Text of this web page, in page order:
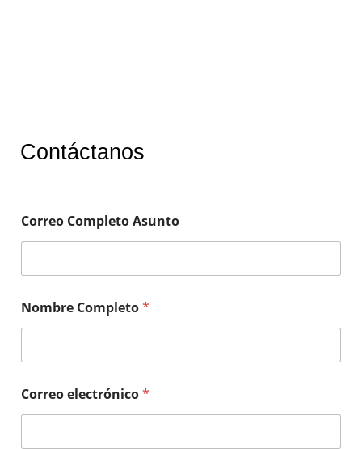
Contáctanos
Correo Completo Asunto
Nombre Completo*
Correo electrónico*